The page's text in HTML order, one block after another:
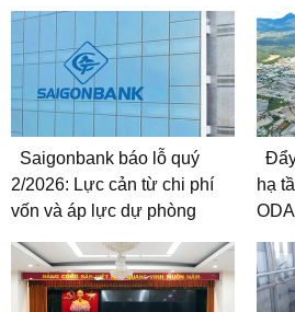
Saigonbank báo lỗ quý
2/2026: Lực cản từ chi phí
vốn và áp lực dự phòng
hạ